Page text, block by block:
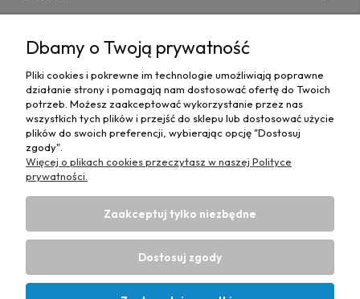
MAPA STRONY
INFORMACJE
Hurtownia materiałów tapicerskich Adrian| ul. Chorzowska
50e, 44-100 Gliwice, woj. śląskie | E-mail:
6312703341
Dbamy o Twoją prywatność
Pliki cookies i pokrewne im technologie umożliwiają poprawne
działanie strony i pomagają nam dostosować ofertę do Twoich
potrzeb. Możesz zaakceptować wykorzystanie przez nas
wszystkich tych plików i przejść do sklepu lub dostosować użycie
plików do swoich preferencji, wybierając opcję "Dostosuj
zgody".
Więcej o plikach cookies przeczytasz w naszej Polityce
prywatności.
Zaakceptuj tylko niezbędne
Dostosuj zgody